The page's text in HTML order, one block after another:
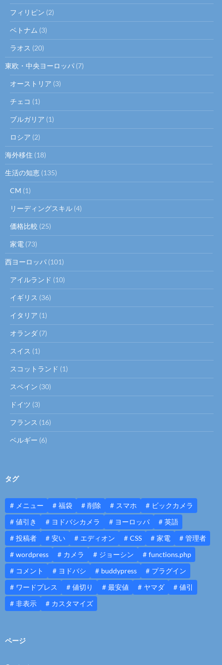
フィリピン (2)
ベトナム (3)
ラオス (20)
東欧・中央ヨーロッパ (7)
オーストリア (3)
チェコ (1)
ブルガリア (1)
ロシア (2)
海外移住 (18)
生活の知恵 (135)
CM (1)
リーディングスキル (4)
価格比較 (25)
家電 (73)
西ヨーロッパ (101)
アイルランド (10)
イギリス (36)
イタリア (1)
オランダ (7)
スイス (1)
スコットランド (1)
スペイン (30)
ドイツ (3)
フランス (16)
ベルギー (6)
タグ
メニュー 福袋 削除 スマホ
ビックカメラ
値引き
ヨドバシカメラ ヨーロッパ
英語
投稿者
安い エディオン CSS 家電
管理者
wordpress
カメラ ジョーシン
functions.php
コメント
ヨドバシ buddypress
プラグイン
ワードプレス
値切り 最安値 ヤマダ
値引
非表示
カスタマイズ
ページ